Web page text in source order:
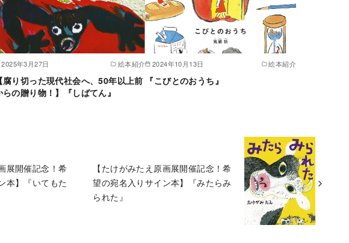
2025年3月27日 絵本紹介
【腐り切った現代社会へ、50年以上前
らの贈り物！】『しばてん』
2024年10月13日 絵本紹介
『こびとのおうち』
展開催記念！希
本】『いてもた
【たけがみたえ原画展開催記念！希
望の宛名入りサイン本】『みたらみ
られた』